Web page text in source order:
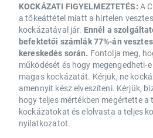
KOCKÁZATI FIGYELMEZTETÉS: A
a tőkeáttétel miatt a hirtelen
kockázatával jár. Ennél a
befektetői számlák 77%-án
kereskedés során. Fontolja meg,
működését és hogy megengedheti-
magas kockázatát. Kérjük, ne
amennyit kész elveszíteni. Kérjük,
hogy teljes mértékben megértette
kockázatokat és elolvasta a teljes
nyilatkozatot.